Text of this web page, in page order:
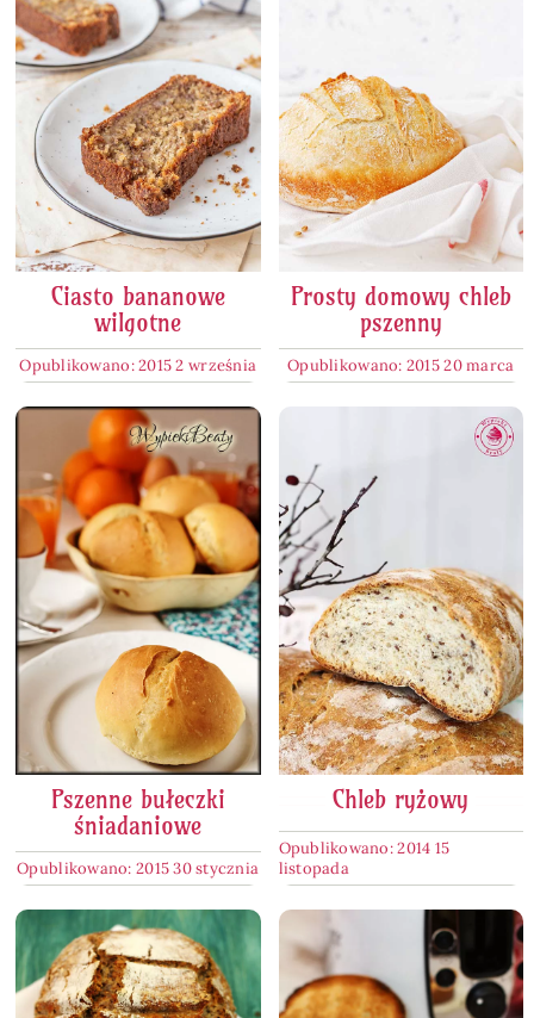
Ciasto bananowe
wilgotne
Opublikowano: 2015 2 września
Prosty domowy chleb
pszenny
Opublikowano: 2015 20 marca
Pszenne bułeczki
śniadaniowe
Opublikowano: 2015 30 stycznia
Chleb ryżowy
Opublikowano: 2014 15
listopada